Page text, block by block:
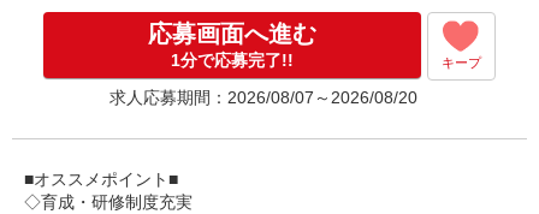
応募画面へ進む
1分で応募完了!! キープ
求人応募期間：2026/08/07～2026/08/20
■オススメポイント■
◇育成・研修制度充実